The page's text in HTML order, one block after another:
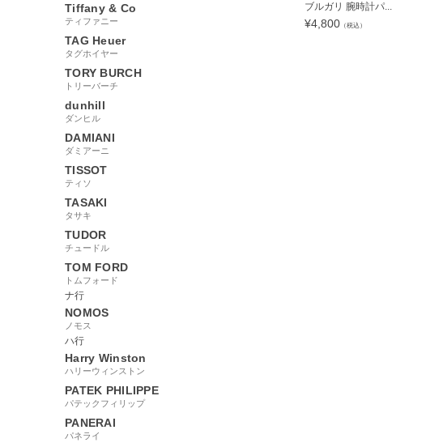
Tiffany & Co
ティファニー
TAG Heuer
タグホイヤー
TORY BURCH
トリーバーチ
dunhill
ダンヒル
DAMIANI
ダミアーニ
TISSOT
ティソ
TASAKI
タサキ
TUDOR
チュードル
TOM FORD
トムフォード
ナ行
NOMOS
ノモス
ハ行
Harry Winston
ハリーウィンストン
PATEK PHILIPPE
パテックフィリップ
PANERAI
パネライ
ブルガリ 腕時計パ...
¥4,800 （税込）